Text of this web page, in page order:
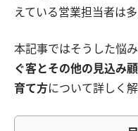
えている営業担当者は多
本記事ではそうした悩
ぐ客とその他の見込み
育て方について詳しく解